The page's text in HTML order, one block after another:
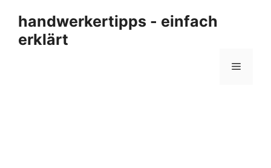
Inhalt
springen
handwerkertipps - einfach
erklärt
Menü